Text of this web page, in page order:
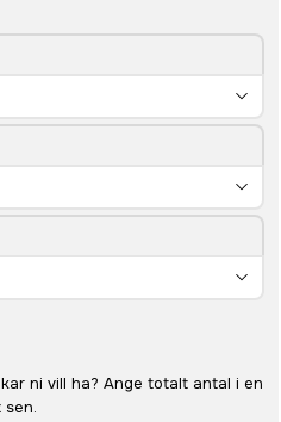
ni vill ha? Ange totalt antal i en
sen.